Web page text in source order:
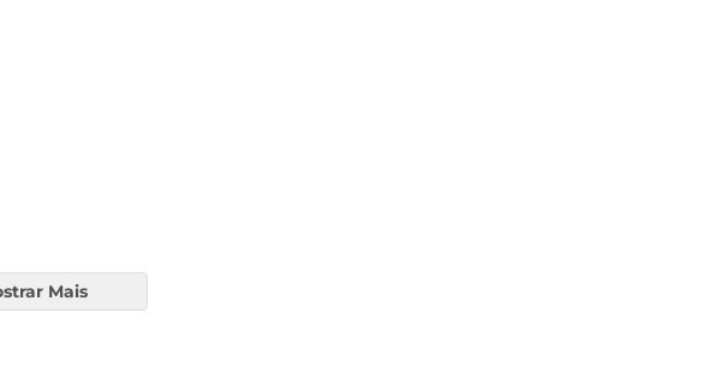
Mais